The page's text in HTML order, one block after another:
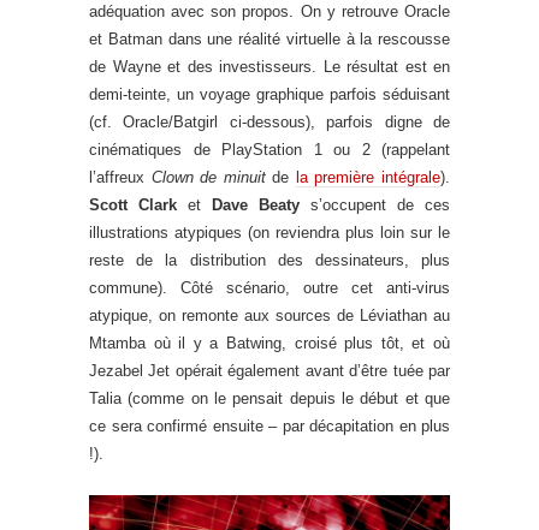
adéquation avec son propos. On y retrouve Oracle
et Batman dans une réalité virtuelle à la rescousse
de Wayne et des investisseurs. Le résultat est en
demi-teinte, un voyage graphique parfois séduisant
(cf. Oracle/Batgirl ci-dessous), parfois digne de
cinématiques de PlayStation 1 ou 2 (rappelant
l’affreux Clown de minuitde la première intégrale).
Scott Clark et Dave Beaty s’occupent de ces
illustrations atypiques (on reviendra plus loin sur le
reste de la distribution des dessinateurs, plus
commune). Côté scénario, outre cet anti-virus
atypique, on remonte aux sources de Léviathan au
Mtamba où il y a Batwing, croisé plus tôt, et où
Jezabel Jet opérait également avant d’être tuée par
Talia (comme on le pensait depuis le début et que
ce sera confirmé ensuite – par décapitation en plus
!).